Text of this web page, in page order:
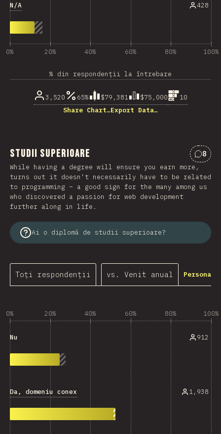
N/A 428
0% 20% 40% 60% 80% 100%
% din respondenții la întrebare
3,520 65% $79,381 $75,000
10
Share Chart…Export Data…
Studii superioare 8
While having a degree will ensure you earn more,
turns out it doesn't necessarily have to be related
to programming – a good sign for the many among us
who discovered a passion for web development
further along in life.
Ai o diplomă de studii superioare?
Toți respondenții vs. Venit anual
0% 20% 40% 60% 80% 100%
Nu 912
Da, domeniu conex 1,938